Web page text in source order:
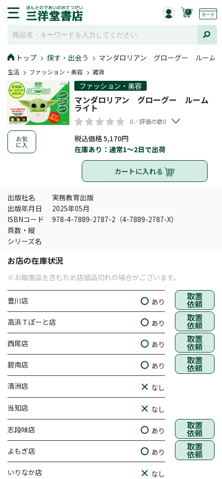
0
トップ 探す・出会う マンダロリアン グローグー ルーム
生活 ファッション・美容 雑貨
お気
に入
ファッション・美容
マンダロリアン グローグー ルーム
ライト
0／評価の数0
税込価格 5,170円
在庫あり：通常1～2日で出荷
カートに入れる
出版社名
実務教育出版
出版年月日
2025年05月
ISBNコード
978-4-7889-2787-2（4-7889-2787-X）
頁数・縦
シリーズ名
お店の在庫状況
※お取置品を含むため店頭品切れの場合がございます。
豊川店 あり 取置
依頼
高浜Ｔぽーと店 あり 取置
依頼
西尾店 あり 取置
依頼
碧南店 あり 取置
依頼
清洲店 なし
当知店 なし
志段味店 あり 取置
依頼
よもぎ店 あり 取置
依頼
いりなか店 なし